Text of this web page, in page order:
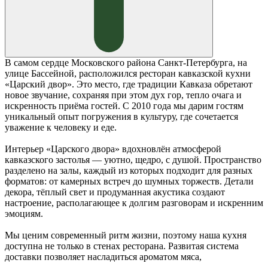
В самом сердце Московского района Санкт-Петербурга, на
улице Бассейной, расположился ресторан кавказской кухни
«Царский двор». Это место, где традиции Кавказа обретают
новое звучание, сохраняя при этом дух гор, тепло очага и
искренность приёма гостей. С 2010 года мы дарим гостям
уникальный опыт погружения в культуру, где сочетается
уважение к человеку и еде.
Интерьер «Царского двора» вдохновлён атмосферой
кавказского застолья — уютно, щедро, с душой. Пространство
разделено на залы, каждый из которых подходит для разных
форматов: от камерных встреч до шумных торжеств. Детали
декора, тёплый свет и продуманная акустика создают
настроение, располагающее к долгим разговорам и искренним
эмоциям.
Мы ценим современный ритм жизни, поэтому наша кухня
доступна не только в стенах ресторана. Развитая система
доставки позволяет насладиться ароматом мяса,